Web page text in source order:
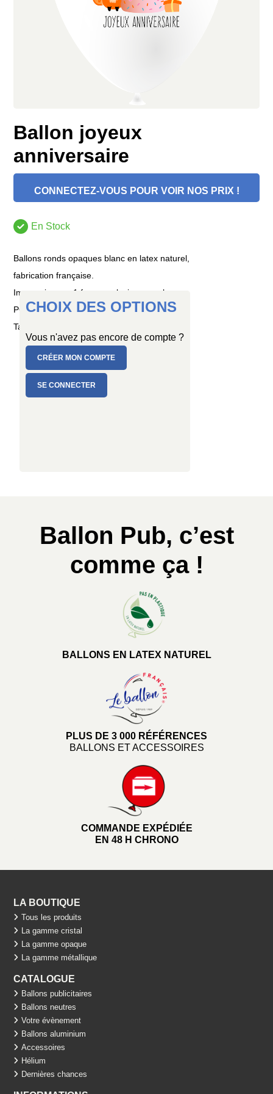
Ballon joyeux
anniversaire
CONNECTEZ-VOUS POUR VOIR NOS PRIX !
En Stock
Ballons ronds opaques blanc en latex naturel,
fabrication française.
Impression sur 1 face en plusieurs couleurs
PC de 10 ballons
Taille : Ø 30/34 cm
CHOIX DES OPTIONS
Vous n'avez pas encore de compte ?
CRÉER MON COMPTE
SE CONNECTER
Ballon Pub, c’est
comme ça !
BALLONS EN LATEX NATUREL
PLUS DE 3 000 RÉFÉRENCES
BALLONS ET ACCESSOIRES
COMMANDE EXPÉDIÉE
EN 48 H CHRONO
LA BOUTIQUE
Tous les produits
La gamme cristal
La gamme opaque
La gamme métallique
CATALOGUE
Ballons publicitaires
Ballons neutres
Votre évènement
Ballons aluminium
Accessoires
Hélium
Dernières chances